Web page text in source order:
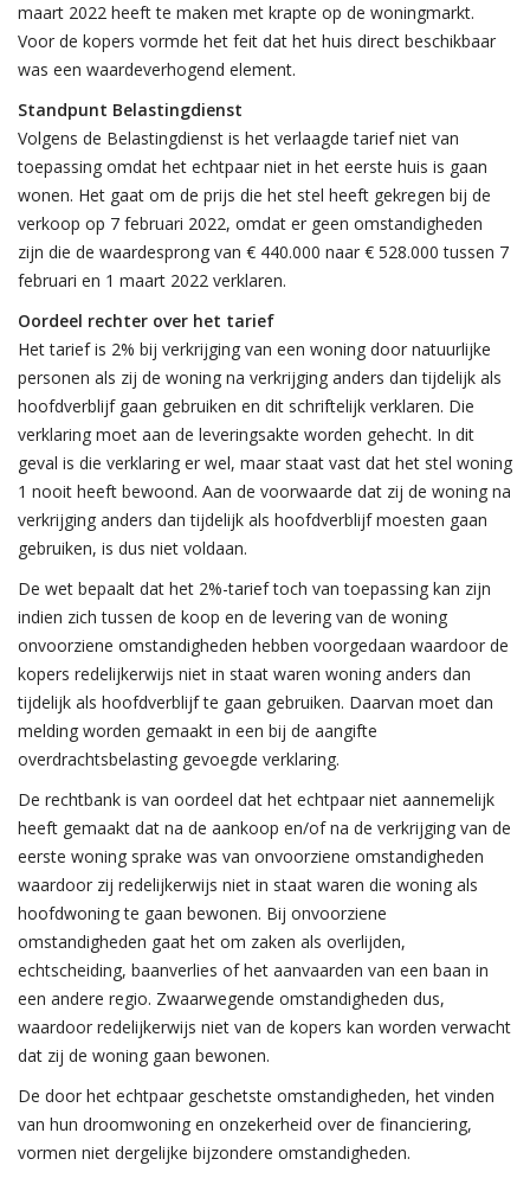
maart 2022 heeft te maken met krapte op de woningmarkt.
Voor de kopers vormde het feit dat het huis direct beschikbaar
was een waardeverhogend element.
Standpunt Belastingdienst
Volgens de Belastingdienst is het verlaagde tarief niet van
toepassing omdat het echtpaar niet in het eerste huis is gaan
wonen. Het gaat om de prijs die het stel heeft gekregen bij de
verkoop op 7 februari 2022, omdat er geen omstandigheden
zijn die de waardesprong van € 440.000 naar € 528.000 tussen 7
februari en 1 maart 2022 verklaren.
Oordeel rechter over het tarief
Het tarief is 2% bij verkrijging van een woning door natuurlijke
personen als zij de woning na verkrijging anders dan tijdelijk als
hoofdverblijf gaan gebruiken en dit schriftelijk verklaren. Die
verklaring moet aan de leveringsakte worden gehecht. In dit
geval is die verklaring er wel, maar staat vast dat het stel woning
1 nooit heeft bewoond. Aan de voorwaarde dat zij de woning na
verkrijging anders dan tijdelijk als hoofdverblijf moesten gaan
gebruiken, is dus niet voldaan.
De wet bepaalt dat het 2%-tarief toch van toepassing kan zijn
indien zich tussen de koop en de levering van de woning
onvoorziene omstandigheden hebben voorgedaan waardoor de
kopers redelijkerwijs niet in staat waren woning anders dan
tijdelijk als hoofdverblijf te gaan gebruiken. Daarvan moet dan
melding worden gemaakt in een bij de aangifte
overdrachtsbelasting gevoegde verklaring.
De rechtbank is van oordeel dat het echtpaar niet aannemelijk
heeft gemaakt dat na de aankoop en/of na de verkrijging van de
eerste woning sprake was van onvoorziene omstandigheden
waardoor zij redelijkerwijs niet in staat waren die woning als
hoofdwoning te gaan bewonen. Bij onvoorziene
omstandigheden gaat het om zaken als overlijden,
echtscheiding, baanverlies of het aanvaarden van een baan in
een andere regio. Zwaarwegende omstandigheden dus,
waardoor redelijkerwijs niet van de kopers kan worden verwacht
dat zij de woning gaan bewonen.
De door het echtpaar geschetste omstandigheden, het vinden
van hun droomwoning en onzekerheid over de financiering,
vormen niet dergelijke bijzondere omstandigheden.